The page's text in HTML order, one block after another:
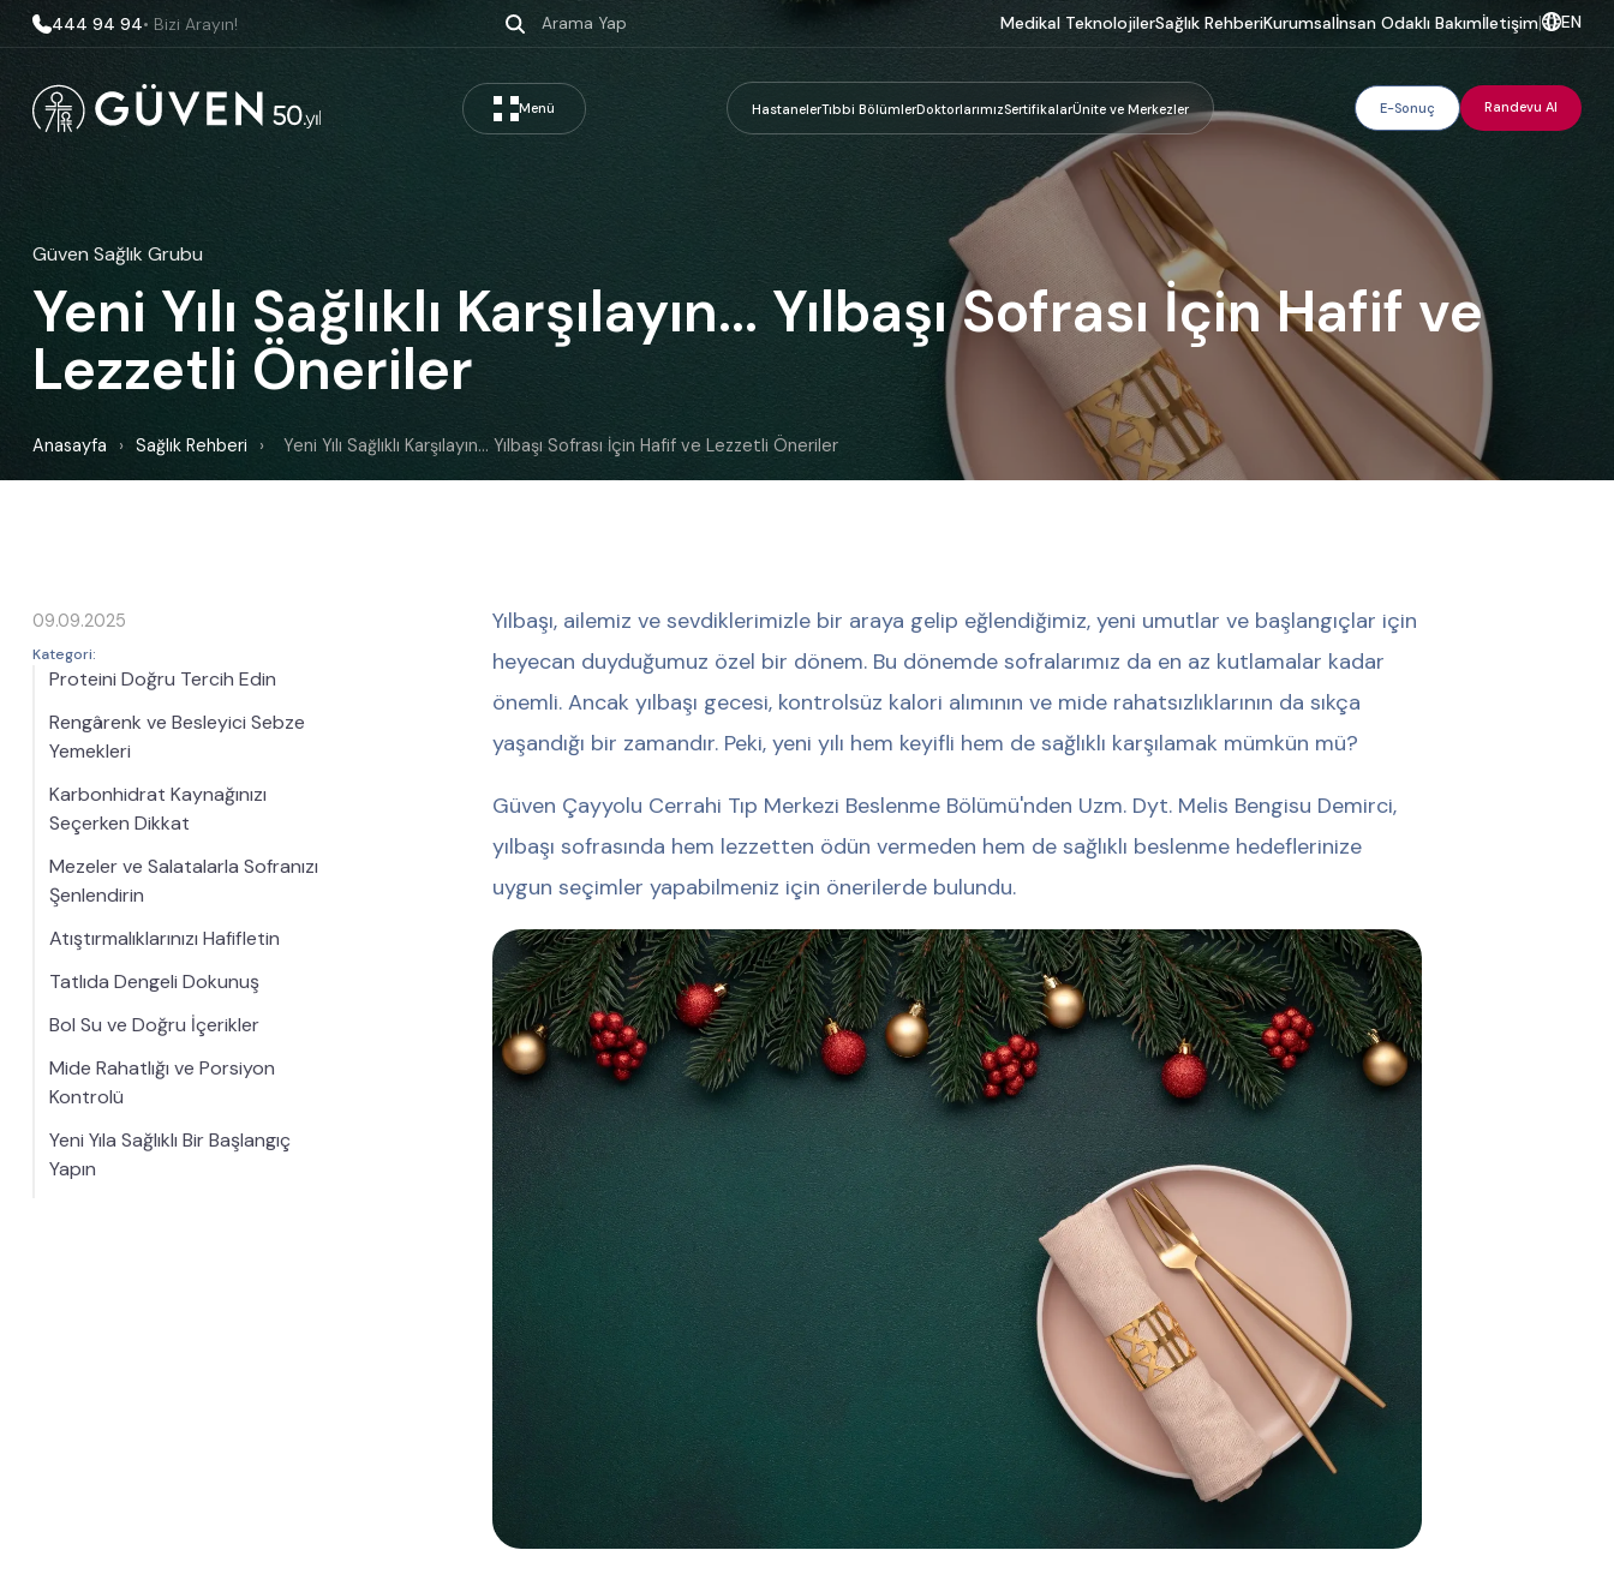
444 94 94• Bizi Arayın! Medikal TeknolojilerSağlık RehberiKurumsalİnsan Odaklı Bakımİletişim| EN
Menü HastanelerTıbbi BölümlerDoktorlarımızSertifikalarÜnite ve Merkezler E-Sonuç Randevu Al
Güven Sağlık Grubu
Yeni Yılı Sağlıklı Karşılayın... Yılbaşı Sofrası İçin Hafif ve
Lezzetli Öneriler
Anasayfa › Sağlık Rehberi › Yeni Yılı Sağlıklı Karşılayın... Yılbaşı Sofrası İçin Hafif ve Lezzetli Öneriler
09.09.2025
Kategori:
Proteini Doğru Tercih Edin
Rengârenk ve Besleyici Sebze
Yemekleri
Karbonhidrat Kaynağınızı
Seçerken Dikkat
Mezeler ve Salatalarla Sofranızı
Şenlendirin
Atıştırmalıklarınızı Hafifletin
Tatlıda Dengeli Dokunuş
Bol Su ve Doğru İçerikler
Mide Rahatlığı ve Porsiyon
Kontrolü
Yeni Yıla Sağlıklı Bir Başlangıç
Yapın
Yılbaşı, ailemiz ve sevdiklerimizle bir araya gelip eğlendiğimiz, yeni umutlar ve başlangıçlar için
heyecan duyduğumuz özel bir dönem. Bu dönemde sofralarımız da en az kutlamalar kadar
önemli. Ancak yılbaşı gecesi, kontrolsüz kalori alımının ve mide rahatsızlıklarının da sıkça
yaşandığı bir zamandır. Peki, yeni yılı hem keyifli hem de sağlıklı karşılamak mümkün mü?
Güven Çayyolu Cerrahi Tıp Merkezi Beslenme Bölümü'nden Uzm. Dyt. Melis Bengisu Demirci,
yılbaşı sofrasında hem lezzetten ödün vermeden hem de sağlıklı beslenme hedeflerinize
uygun seçimler yapabilmeniz için önerilerde bulundu.